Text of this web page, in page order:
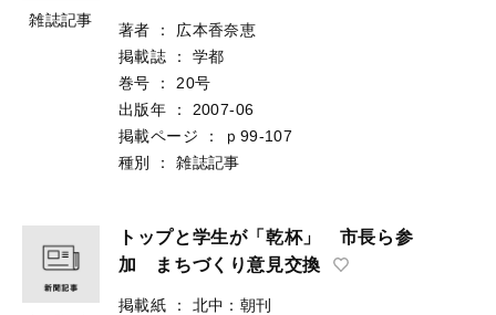
雑誌記事
著者 ：
広本香奈恵
掲載誌
：
学都
巻号
：
20号
出版年
：
2007-06
掲載ページ
：
ｐ99-107
種別
： 雑誌記事
トップと学生が「乾杯」 市長ら参
加 まちづくり意見交換
掲載紙 ：
北中：朝刊